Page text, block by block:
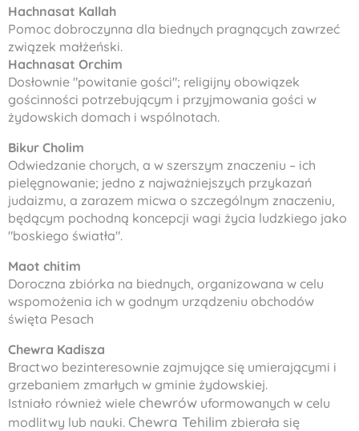
Hachnasat Kallah
Pomoc dobroczynna dla biednych pragnących zawrzeć
związek małżeński.
Hachnasat Orchim
Dosłownie "powitanie gości"; religijny obowiązek
gościnności potrzebującym i przyjmowania gości w
żydowskich domach i wspólnotach.
Bikur Cholim
Odwiedzanie chorych, a w szerszym znaczeniu – ich
pielęgnowanie; jedno z najważniejszych przykazań
judaizmu, a zarazem micwa o szczególnym znaczeniu,
będącym pochodną koncepcji wagi życia ludzkiego jako
"boskiego światła".
Maot chitim
Doroczna zbiórka na biednych, organizowana w celu
wspomożenia ich w godnym urządzeniu obchodów
święta Pesach
Chewra Kadisza
Bractwo bezinteresownie zajmujące się umierającymi i
grzebaniem zmarłych w gminie żydowskiej.
Istniało również wiele chewrów uformowanych w celu
modlitwy lub nauki. Chewra Tehilim zbierała się